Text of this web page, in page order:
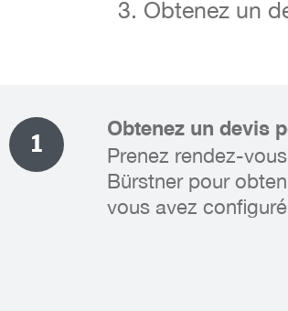
Obtenez un
Obtenez un
1
Obtenez un devis
Prenez rendez-
Bürstner pour
vous avez